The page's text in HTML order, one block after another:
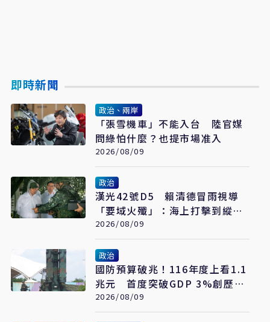
即時新聞
政治、兩岸
「張雪機車」不能入台 陸官媒
問綠怕什麼？也提市場准入
2026/08/09
政治
漢光42號D5 賴清德冒雨視導
「要域火殲」：海上打擊到縱深
防禦驗證整體戰力
2026/08/09
政治
國防預算破兆！116年度上看1.1
兆元 首度突破GDP 3%創歷史
新高
2026/08/09